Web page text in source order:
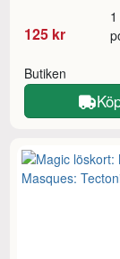
125 kr
Butiken